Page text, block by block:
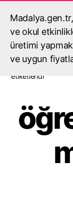
ve okul
üretimi
ve uygun
etiketlendi